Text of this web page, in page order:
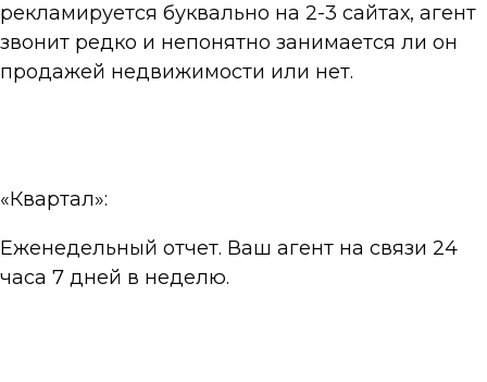
рекламируется буквально на 2-3 сайтах, агент
звонит редко и непонятно занимается ли он
продажей недвижимости или нет.
«Квартал»:
Еженедельный отчет. Ваш агент на связи 24
часа 7 дней в неделю.